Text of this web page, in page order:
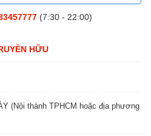
(7:30 - 22:00)
HỮU
(Nội thành TPHCM hoặc địa phương